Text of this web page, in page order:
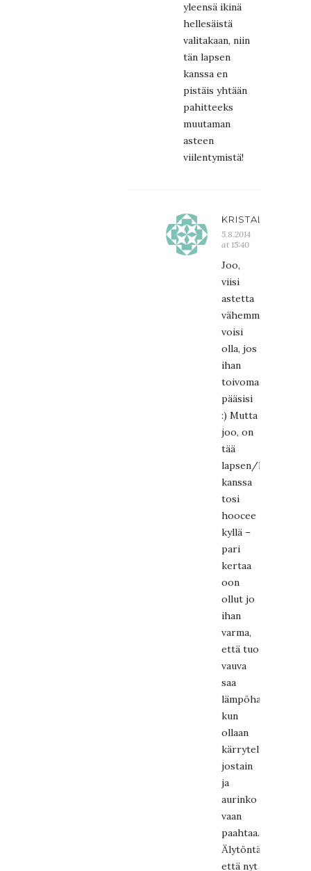
yleensä ikinä
hellesäistä
valitakaan, niin
tän lapsen
kanssa en
pistäis yhtään
pahitteeks
muutaman
asteen
viilentymistä!
KRISTALIINA
5.8.2014
at 15:40
Joo,
viisi
astetta
vähemmän
voisi
olla, jos
ihan
toivomaan
pääsisi
:) Mutta
joo, on
tää
lapsen/lasten
kanssa
tosi
hoocee
kyllä –
pari
kertaa
oon
ollut jo
ihan
varma,
että tuo
vauva
saa
lämpöhalvauksen,
kun
ollaan
kärrytelty
jostain
ja
aurinko
vaan
paahtaa.
Älytöntä,
että nyt